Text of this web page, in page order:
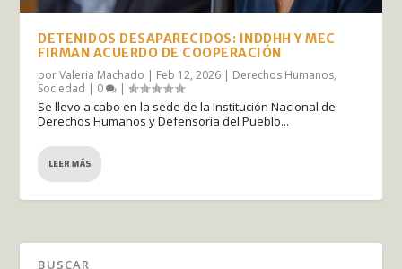
DETENIDOS DESAPARECIDOS: INDDHH Y MEC
FIRMAN ACUERDO DE COOPERACIÓN
porValeria Machado | Feb 12, 2026 | Derechos Humanos,
Sociedad | 0 |
Se llevo a cabo en la sede de la Institución Nacional de
Derechos Humanos y Defensoría del Pueblo...
LEER MÁS